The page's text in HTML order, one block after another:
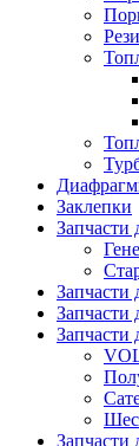
Заклепки
Запчасти
Запчасти